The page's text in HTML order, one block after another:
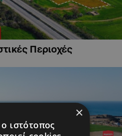
Περιοχές
×
ιστότοπος